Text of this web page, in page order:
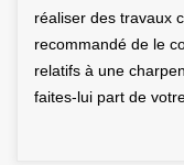
réaliser des travaux
recommandé de le
relatifs à une
faites-lui part de